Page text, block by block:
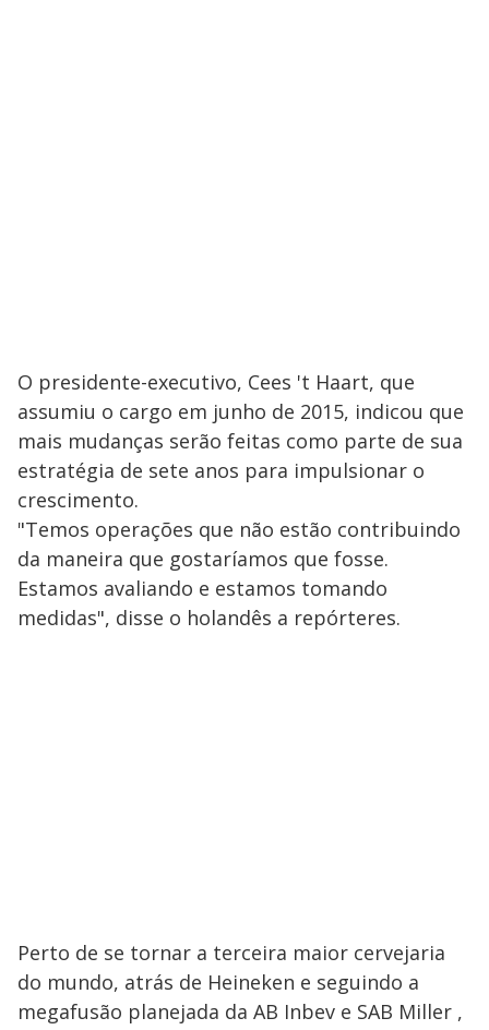
O presidente-executivo, Cees 't Haart, que
assumiu o cargo em junho de 2015, indicou que
mais mudanças serão feitas como parte de sua
estratégia de sete anos para impulsionar o
crescimento.
"Temos operações que não estão contribuindo
da maneira que gostaríamos que fosse.
Estamos avaliando e estamos tomando
medidas", disse o holandês a repórteres.
Perto de se tornar a terceira maior cervejaria
do mundo, atrás de Heineken e seguindo a
megafusão planejada da AB Inbev e SAB Miller ,